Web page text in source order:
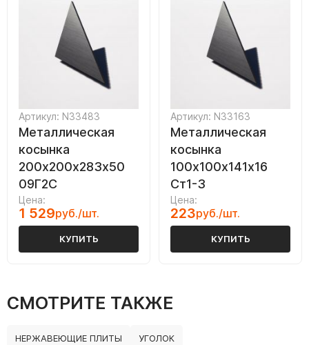
Артикул: N33483
Металлическая
косынка
200х200х283х50
09Г2С
Цена:
1 529руб./шт.
КУПИТЬ
Артикул: N33163
Металлическая
косынка
100х100х141х16
Ст1-3
Цена:
223руб./шт.
КУПИТЬ
СМОТРИТЕ ТАКЖЕ
НЕРЖАВЕЮЩИЕ ПЛИТЫ УГОЛОК